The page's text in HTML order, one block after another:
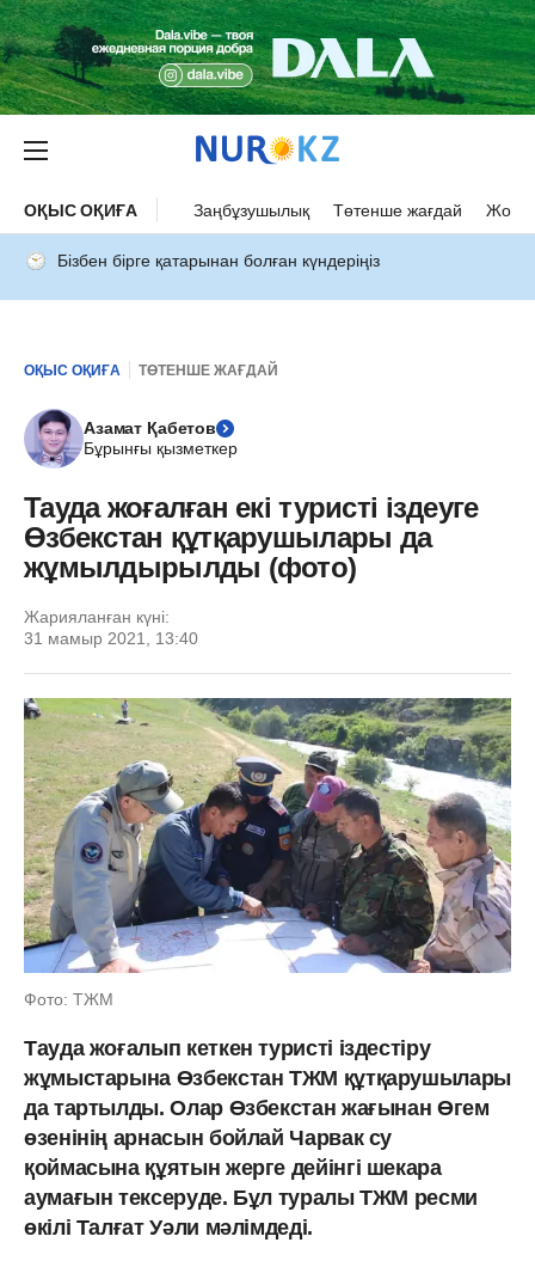
ОҚЫС ОҚИҒА Заңбұзушылық Төтенше жағдай Жол
Бізбен бірге қатарынан болған күндеріңіз
ОҚЫС ОҚИҒА ТӨТЕНШЕ ЖАҒДАЙ
Азамат Қабетов
Бұрынғы қызметкер
Тауда жоғалған екі туристі іздеуге
Өзбекстан құтқарушылары да
жұмылдырылды (фото)
Жарияланған күні:
31 мамыр 2021, 13:40
Фото: ТЖМ
Тауда жоғалып кеткен туристі іздестіру
жұмыстарына Өзбекстан ТЖМ құтқарушылары
да тартылды. Олар Өзбекстан жағынан Өгем
өзенінің арнасын бойлай Чарвак су
қоймасына құятын жерге дейінгі шекара
аумағын тексеруде. Бұл туралы ТЖМ ресми
өкілі Талғат Уәли мәлімдеді.